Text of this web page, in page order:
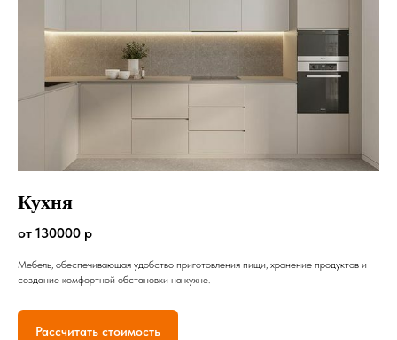
Кухня
от 130000 р
Мебель, обеспечивающая удобство приготовления пищи, хранение продуктов и
создание комфортной обстановки на кухне.
Рассчитать стоимость